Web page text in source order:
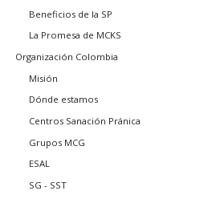
Beneficios de la SP
La Promesa de MCKS
Organización Colombia
Misión
Dónde estamos
Centros Sanación Pránica
Grupos MCG
ESAL
SG - SST